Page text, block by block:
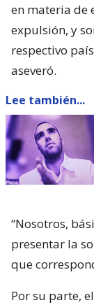
en materia de
expulsión, y
respectivo
aseveró.
Lee también...
“Nosotros,
presentar la
que
Por su parte,